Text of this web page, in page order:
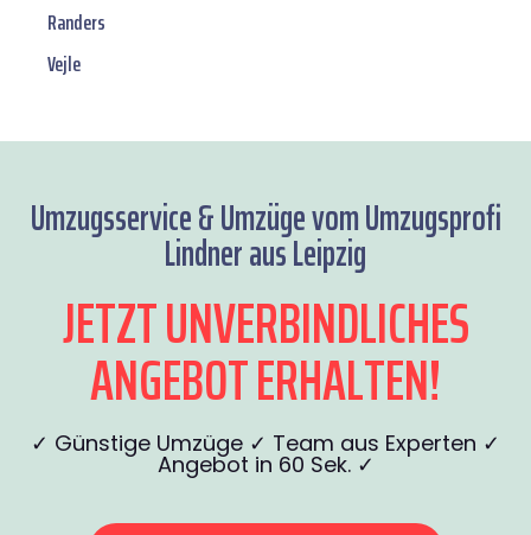
Randers
Vejle
Umzugsservice & Umzüge vom Umzugsprofi
Lindner aus Leipzig
JETZT UNVERBINDLICHES
ANGEBOT ERHALTEN!
✓ Günstige Umzüge ✓ Team aus Experten ✓
Angebot in 60 Sek. ✓